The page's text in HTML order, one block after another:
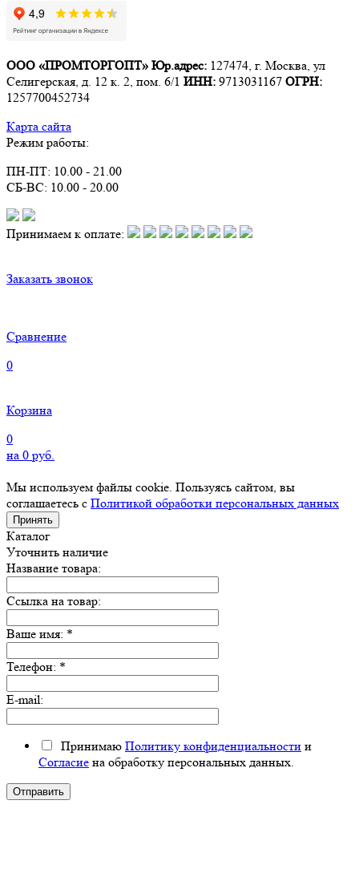
ООО «ПРОМТОРГОПТ» Юр.адрес: 127474, г. Москва, ул
Селигерская, д. 12 к. 2, пом. 6/1 ИНН: 9713031167 ОГРН:
1257700452734
Карта сайта
Режим работы:
ПН-ПТ: 10.00 - 21.00
СБ-ВС: 10.00 - 20.00
Принимаем к оплате:
Заказать звонок
Сравнение
0
Корзина
0
на 0 руб.
Мы используем файлы cookie. Пользуясь сайтом, вы
соглашаетесь с Политикой обработки персональных данных
Принять
Каталог
Уточнить наличие
Название товара:
Ссылка на товар:
Ваше имя: *
Телефон: *
E-mail:
Принимаю Политику конфиденциальности и
Согласие на обработку персональных данных.
Отправить